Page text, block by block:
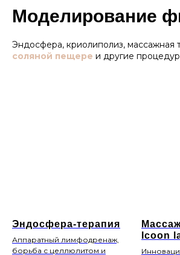
Моделирование
Эндосфера, криолиполиз, массажная
соляной пещере и другие
Эндосфера-терапия
Аппаратный лимфодренаж,
борьба с целлюлитом и
Icoon